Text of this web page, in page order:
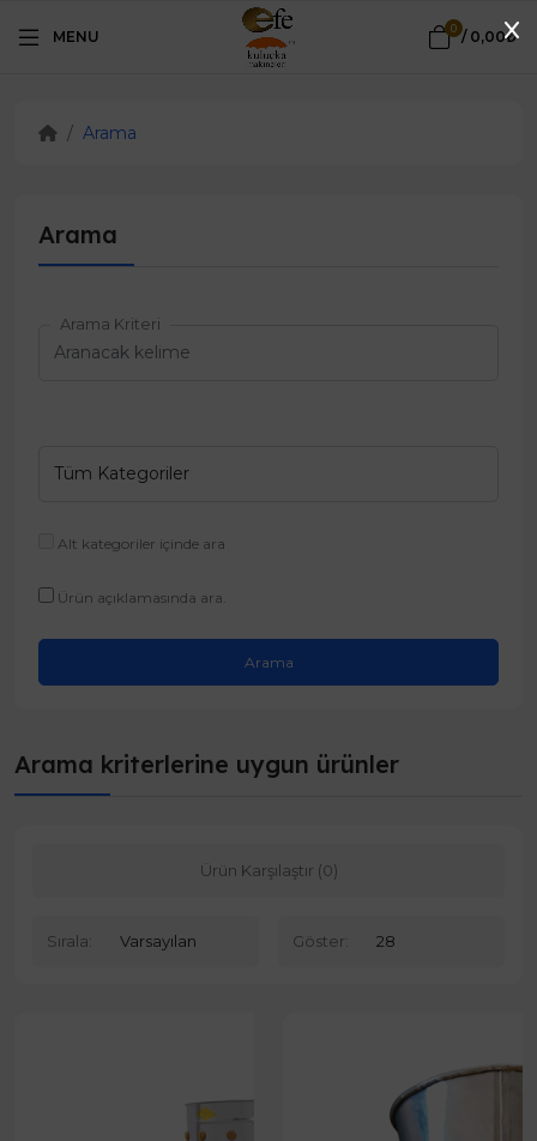
MENU 0 / 0,00₺
Arama
Arama
Arama Kriteri
Alt kategoriler içinde ara
Ürün açıklamasında ara.
Arama kriterlerine uygun ürünler
Ürün Karşılaştır (0)
Sırala: Göster: